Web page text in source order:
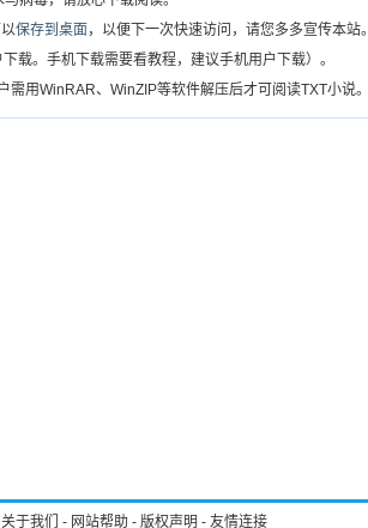
保存到桌面 ，以便下一次快速访问，请您多多宣传本站。
载。手机下载需要看教程，建议手机用户下载）。
用WinRAR、WinZIP等软件解压后才可阅读TXT小说。
关于我们 - 网站帮助 - 版权声明 - 友情连接